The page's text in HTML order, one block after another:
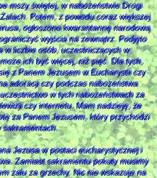
mszy świętej, w nabożeństwie Drogi
Potem, z powodu coraz większej
ogłoszono kwarantannę narodową
wyjścia na zewnątrz. Podjęto
w liczbie osób, uczestniczących w
ich być więcej, niż pięć. Dla tych,
z Panem Jezusem w Eucharystii czy
adoracji czy podczas nabożeństwa
w tych nabożeństwach za
czy internetu. Mam nadzieję, że
za Panem Jezusem, który przychodzi
sakramentach.
Jezusa w postaci eucharystycznej i
Zamiast sakramentu pokuty musimy
żalu za grzechy. Nic nie wskazuje na